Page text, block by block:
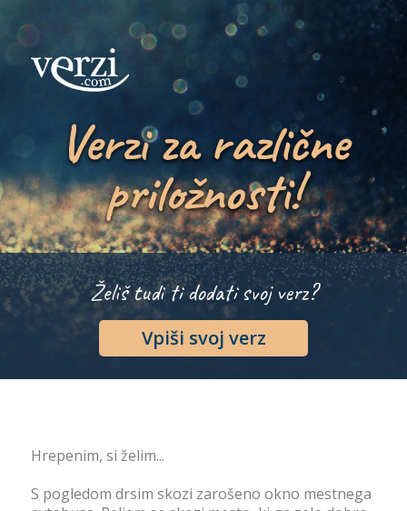
Verzi za različne
priložnosti!
Želiš tudi ti dodati svoj verz?
Vpiši svoj verz
Hrepenim, si želim...
S pogledom drsim skozi zarošeno okno mestnega